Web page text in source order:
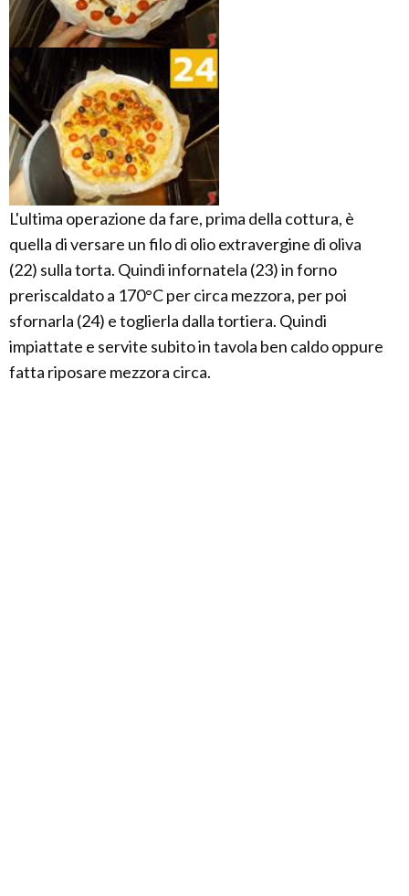
L'ultima operazione da fare, prima della cottura, è
quella di versare un filo di olio extravergine di oliva
(22) sulla torta. Quindi infornatela (23) in forno
preriscaldato a 170°C per circa mezzora, per poi
sfornarla (24) e toglierla dalla tortiera. Quindi
impiattate e servite subito in tavola ben caldo oppure
fatta riposare mezzora circa.